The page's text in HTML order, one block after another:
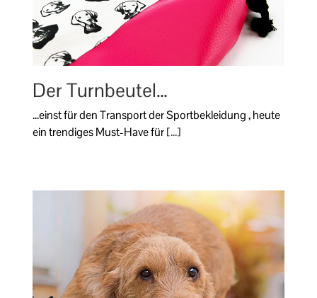
Der Turnbeutel…
...einst für den Transport der Sportbekleidung , heute
ein trendiges Must-Have für[...]